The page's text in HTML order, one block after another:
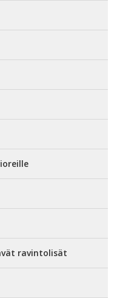
ravintolisät